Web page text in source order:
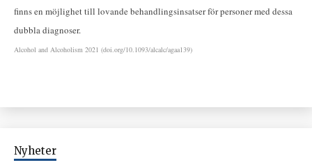
finns en möjlighet till lovande behandlingsinsatser för personer med dessa
dubbla diagnoser.
Alcohol and Alcoholism 2021 (doi.org/10.1093/alcalc/agaa139)
Nyheter